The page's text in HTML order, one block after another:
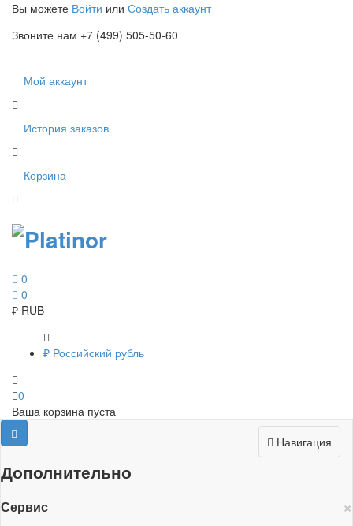
Вы можете Войти или Создать аккаунт
Звоните нам +7 (499) 505-50-60
Мой аккаунт
История заказов
Корзина
0
0
₽ RUB
₽ Российский рубль
0
Ваша корзина пуста
Навигация
Дополнительно
×
Сервис